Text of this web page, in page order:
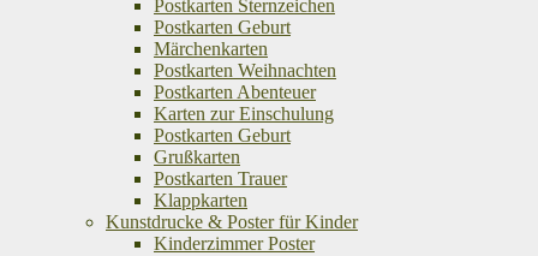
Postkarten Sternzeichen
Postkarten Geburt
Märchenkarten
Postkarten Weihnachten
Postkarten Abenteuer
Karten zur Einschulung
Postkarten Geburt
Grußkarten
Postkarten Trauer
Klappkarten
Kunstdrucke & Poster für Kinder
Kinderzimmer Poster